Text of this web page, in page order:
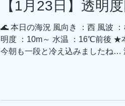
となっています。 朝一、
【1月23日】透明
🌊 本日の海況 風向き ：西 風波
明度 ：10m～ 水温 ：16℃前後 ★
今朝も一段と冷え込みましたね…
イ下集合の時とか探してみるとい